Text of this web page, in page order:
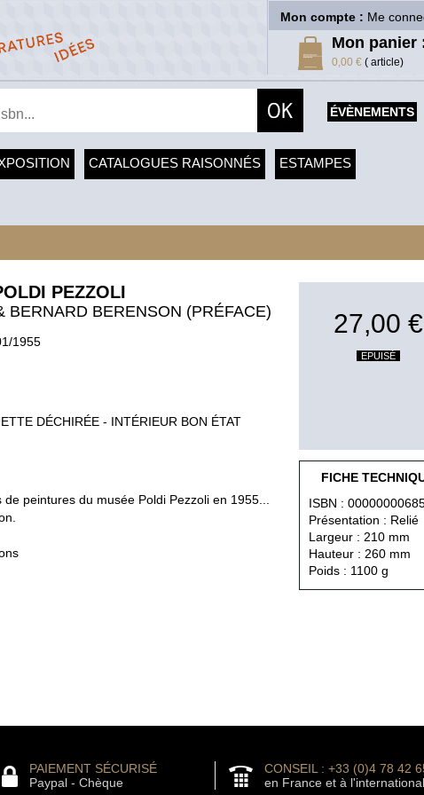
Mon compte : Me
Mon panier
0,00 € ( article)
ÉVÈNEMENTS
CATALOGUES RAISONNÉS ESTAMPES
PEZZOLI
BERNARD BERENSON (PRÉFACE)
1955
DÉCHIRÉE - INTÉRIEUR BON ÉTAT
peintures du musée Poldi Pezzoli en 1955...
27,00 €
EPUISÉ
FICHE
ISBN :
Présentation : Relié
Largeur : 210 mm
Hauteur : 260 mm
Poids : 1100 g
PAIEMENT SÉCURISÉ
Paypal - Chèque
CONSEIL : +33 (0)4 78 42
en France et à l'international